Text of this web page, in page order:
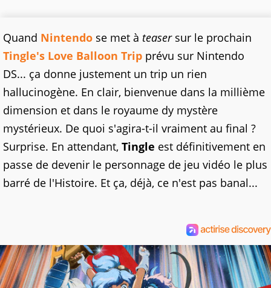
Quand Nintendo se met à teasersur le prochain
Tingle's Love Balloon Trip prévu sur Nintendo
DS... ça donne justement un trip un rien
hallucinogène. En clair, bienvenue dans la millième
dimension et dans le royaume dy mystère
mystérieux. De quoi s'agira-t-il vraiment au final ?
Surprise. En attendant, Tingle est définitivement en
passe de devenir le personnage de jeu vidéo le plus
barré de l'Histoire. Et ça, déjà, ce n'est pas banal...